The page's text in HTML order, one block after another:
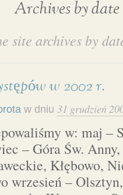
Archives by date
site archives by
w 2002 r.
w dniu 31 grudzień
w: maj –
– Góra Św.
Kłębowo,
wrzesień –